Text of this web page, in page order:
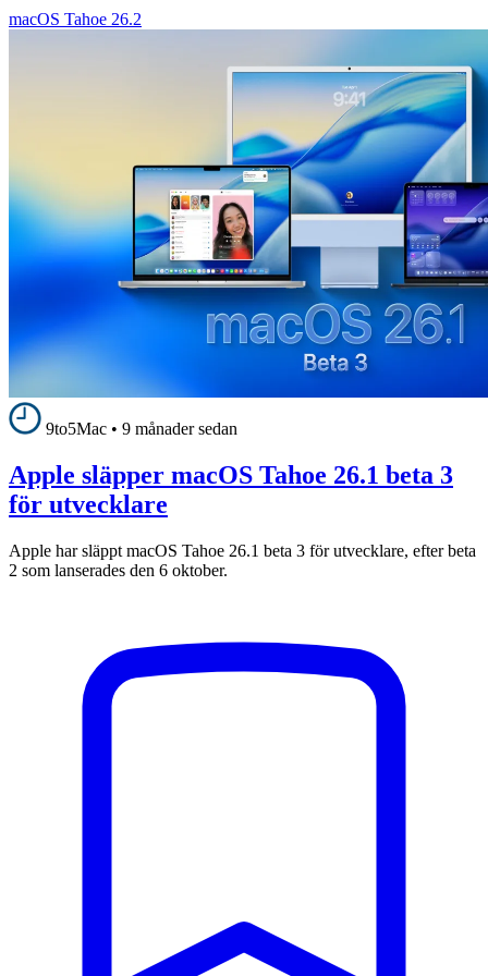
macOS Tahoe 26.2
9to5Mac • 9 månader sedan
Apple släpper macOS Tahoe 26.1 beta 3
för utvecklare
Apple har släppt macOS Tahoe 26.1 beta 3 för utvecklare, efter beta
2 som lanserades den 6 oktober.